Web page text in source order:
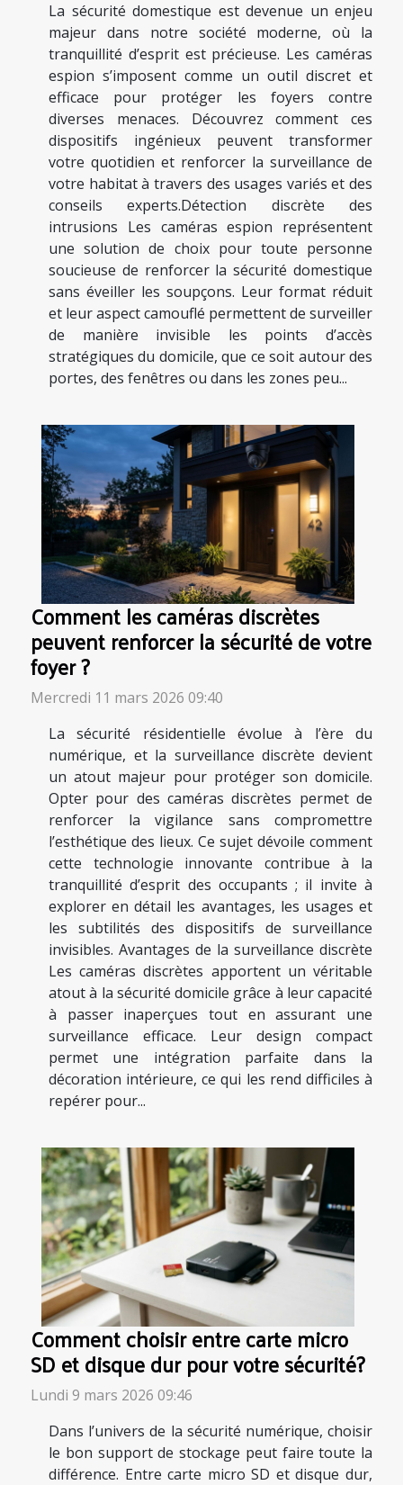
La sécurité domestique est devenue un enjeu
majeur dans notre société moderne, où la
tranquillité d’esprit est précieuse. Les caméras
espion s’imposent comme un outil discret et
efficace pour protéger les foyers contre
diverses menaces. Découvrez comment ces
dispositifs ingénieux peuvent transformer
votre quotidien et renforcer la surveillance de
votre habitat à travers des usages variés et des
conseils experts.Détection discrète des
intrusions Les caméras espion représentent
une solution de choix pour toute personne
soucieuse de renforcer la sécurité domestique
sans éveiller les soupçons. Leur format réduit
et leur aspect camouflé permettent de surveiller
de manière invisible les points d’accès
stratégiques du domicile, que ce soit autour des
portes, des fenêtres ou dans les zones peu...
Comment les caméras discrètes
peuvent renforcer la sécurité de votre
foyer ?
Mercredi 11 mars 2026 09:40
La sécurité résidentielle évolue à l’ère du
numérique, et la surveillance discrète devient
un atout majeur pour protéger son domicile.
Opter pour des caméras discrètes permet de
renforcer la vigilance sans compromettre
l’esthétique des lieux. Ce sujet dévoile comment
cette technologie innovante contribue à la
tranquillité d’esprit des occupants ; il invite à
explorer en détail les avantages, les usages et
les subtilités des dispositifs de surveillance
invisibles. Avantages de la surveillance discrète
Les caméras discrètes apportent un véritable
atout à la sécurité domicile grâce à leur capacité
à passer inaperçues tout en assurant une
surveillance efficace. Leur design compact
permet une intégration parfaite dans la
décoration intérieure, ce qui les rend difficiles à
repérer pour...
Comment choisir entre carte micro
SD et disque dur pour votre sécurité?
Lundi 9 mars 2026 09:46
Dans l’univers de la sécurité numérique, choisir
le bon support de stockage peut faire toute la
différence. Entre carte micro SD et disque dur,